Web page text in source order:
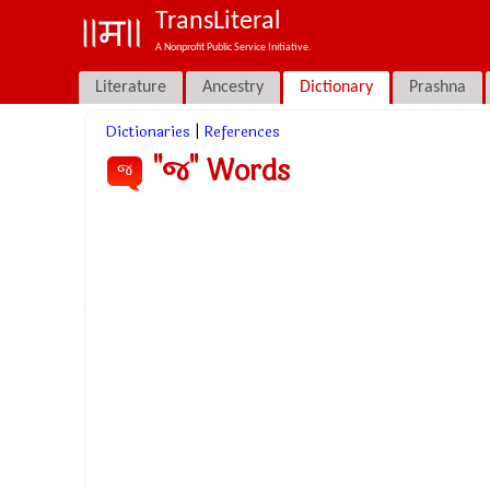
TransLiteral
A Nonprofit Public Service Initiative.
Literature Ancestry Dictionary Prashna
Dictionaries References
જ "જ" Words